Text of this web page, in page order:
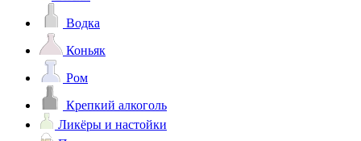
Водка
Коньяк
Ром
Крепкий алкоголь
Ликёры и настойки